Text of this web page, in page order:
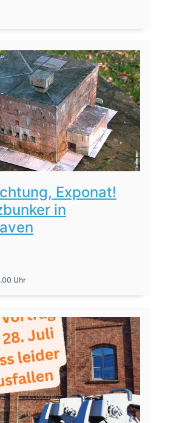
Exponat!
in
Uhr